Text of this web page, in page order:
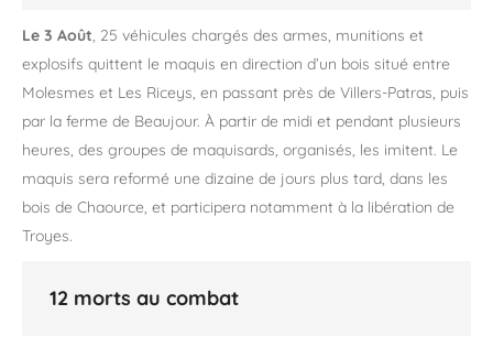
Le 3 Août, 25 véhicules chargés des armes, munitions et
explosifs quittent le maquis en direction d’un bois situé entre
Molesmes et Les Riceys, en passant près de Villers-Patras, puis
par la ferme de Beaujour. À partir de midi et pendant plusieurs
heures, des groupes de maquisards, organisés, les imitent. Le
maquis sera reformé une dizaine de jours plus tard, dans les
bois de Chaource, et participera notamment à la libération de
Troyes.
12 morts au combat